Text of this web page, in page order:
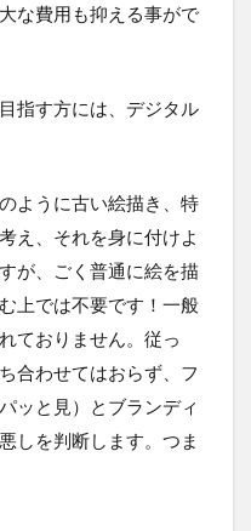
な費用も抑える事がで
指す方には、デジタル
ように古い絵描き、特
え、それを身に付けよ
が、ごく普通に絵を描
上では不要です！一般
ておりません。従っ
合わせてはおらず、フ
ッと見）とブランディ
しを判断します。つま